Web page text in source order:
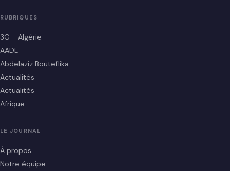
RUBRIQUES
3G - Algérie
AADL
Abdelaziz Bouteflika
Actualités
Actualités
Afrique
LE JOURNAL
À propos
Notre équipe